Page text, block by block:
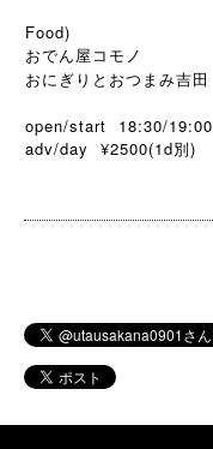
Food)
おでん屋コモノ
おにぎりとおつまみ吉田
open/start 18:30/19:00
adv/day ¥2500(1d別 )